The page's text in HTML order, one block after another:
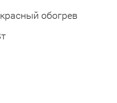
обогрев